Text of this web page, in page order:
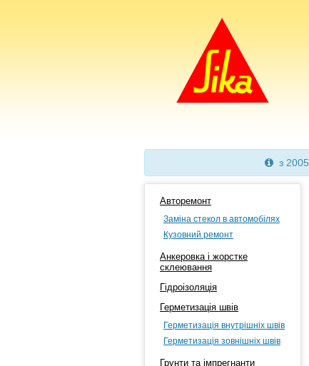
з
Авторемонт
Заміна стекол в автомобілях
Кузовний ремонт
Анкеровка і жорстке
склеювання
Гідроізоляція
Герметизація швів
Герметизація внутрішніх швів
Герметизація зовнішніх швів
Грунти та імпрегнанти